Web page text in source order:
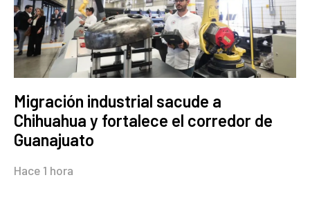
Migración industrial sacude a
Chihuahua y fortalece el corredor de
Guanajuato
Hace 1 hora